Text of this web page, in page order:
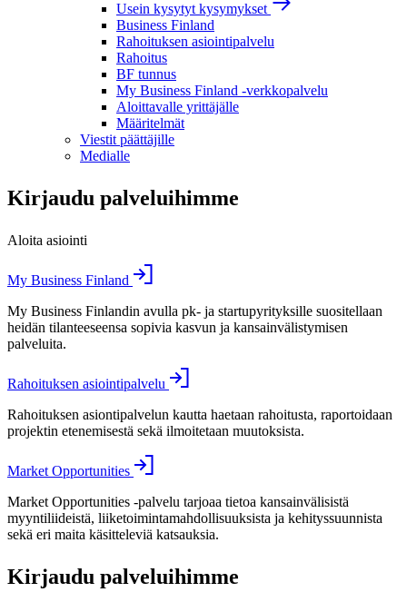
Usein kysytyt kysymykset
Business Finland
Rahoituksen asiointipalvelu
Rahoitus
BF tunnus
My Business Finland -verkkopalvelu
Aloittavalle yrittäjälle
Määritelmät
Viestit päättäjille
Medialle
Kirjaudu palveluihimme
Aloita asiointi
My Business Finland
My Business Finlandin avulla pk- ja startupyrityksille suositellaan
heidän tilanteeseensa sopivia kasvun ja kansainvälistymisen
palveluita.
Rahoituksen asiointipalvelu
Rahoituksen asiontipalvelun kautta haetaan rahoitusta, raportoidaan
projektin etenemisestä sekä ilmoitetaan muutoksista.
Market Opportunities
Market Opportunities -palvelu tarjoaa tietoa kansainvälisistä
myyntiliideistä, liiketoimintamahdollisuuksista ja kehityssuunnista
sekä eri maita käsitteleviä katsauksia.
Kirjaudu palveluihimme